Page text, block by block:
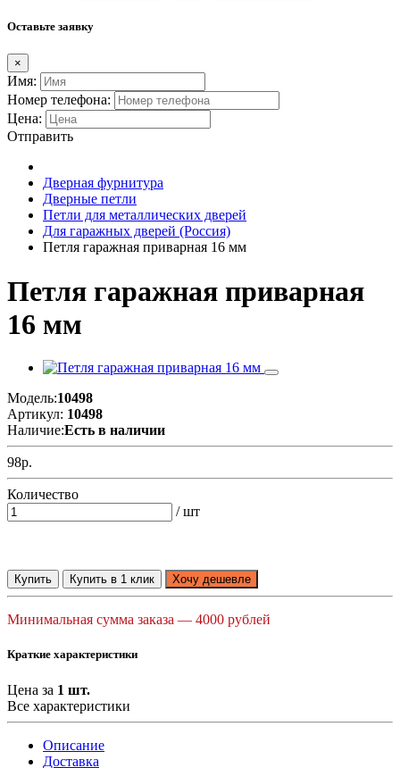
Оставьте заявку
×
Имя:
Номер телефона:
Цена:
Отправить
Дверная фурнитура
Дверные петли
Петли для металлических дверей
Для гаражных дверей (Россия)
Петля гаражная приварная 16 мм
Петля гаражная приварная
16 мм
Модель:10498
Артикул: 10498
Наличие:Есть в наличии
98р.
Количество
/ шт
Купить Купить в 1 клик Хочу дешевле
Минимальная сумма заказа — 4000 рублей
Краткие характеристики
Цена за 1 шт.
Все характеристики
Описание
Доставка